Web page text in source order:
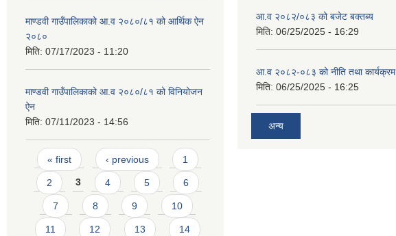
माण्डवी गाउँपालिकाको आ.व २०८०/८१ को आर्थिक ऐन
२०८०
मिति: 07/17/2023 - 11:20
माण्डवी गाउँपालिकाको आ.व २०८०/८१ को विनियोजन
ऐन
मिति: 07/11/2023 - 14:56
Pages
« first ‹ previous 1
2 3 4 5 6
7 8 9 10
11 12 13 14
आ.व २०८२/०८३ को बजेट बक्तब्य
मिति: 06/25/2025 - 16:29
आ.व २०८२-०८३ को नीति तथा कार्यक्रम
मिति: 06/25/2025 - 16:25
अन्य